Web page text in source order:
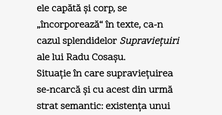
ele capătă şi corp, se
„încorporează“ în texte, ca-n
cazul splendidelor Supravieţuiri
ale lui Radu Cosaşu.
Situaţie în care supravieţuirea
se-ncarcă şi cu acest din urmă
strat semantic: existenţa unui